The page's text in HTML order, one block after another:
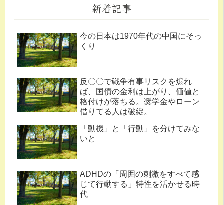
新着記事
今の日本は1970年代の中国にそっ
くり
反〇〇で戦争有事リスクを煽れ
ば、国債の金利は上がり、価値と
格付けが落ちる。奨学金やローン
借りてる人は破綻。
「動機」と「行動」を分けてみな
いと
ADHDの「周囲の刺激をすべて感
じて行動する」特性を活かせる時
代